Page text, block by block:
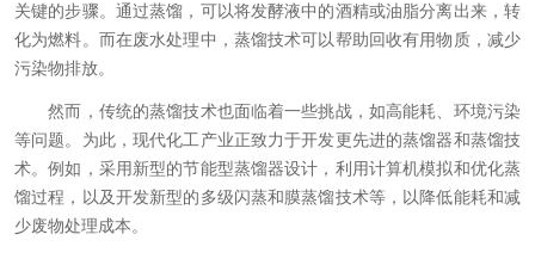
关键的步骤。通过蒸馏，可以将发酵液中的酒精或油脂分离出来，转
化为燃料。而在废水处理中，蒸馏技术可以帮助回收有用物质，减少
污染物排放。
然而，传统的蒸馏技术也面临着一些挑战，如高能耗、环境污染
等问题。为此，现代化工产业正致力于开发更先进的蒸馏器和蒸馏技
术。例如，采用新型的节能型蒸馏器设计，利用计算机模拟和优化蒸
馏过程，以及开发新型的多级闪蒸和膜蒸馏技术等，以降低能耗和减
少废物处理成本。